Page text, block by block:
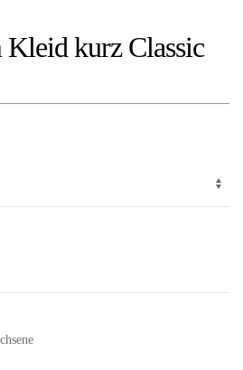
kurz Classic